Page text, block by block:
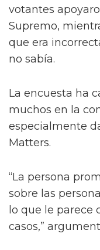
votantes
Supremo,
que era
no sabía.
La encuesta ha
muchos en la
especialmente
Matters.
“La persona
sobre las
lo que le parece
casos,”